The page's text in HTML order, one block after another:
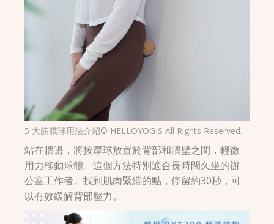
5 大筋膜球用法介紹© HELLOYOGIS All Rights Reserved.
站在牆邊，將按摩球放置於背部和牆壁之間，輕微
用力移動球體。這個方法特別適合長時間久坐的辦
公室工作者。找到肌肉緊繃的點，停留約30秒，可
以有效緩解背部壓力。